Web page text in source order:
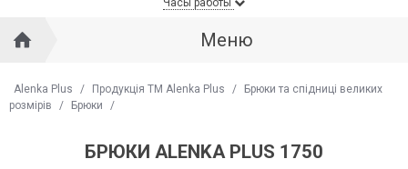
Часы работы
Меню
Alenka Plus / Продукція ТМ Alenka Plus /
Брюки та спідниці великих
розмірів
/ Брюки /
БРЮКИ ALENKA PLUS 1750